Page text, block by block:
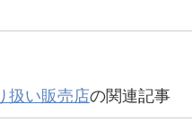
扱い販売店の関連記事